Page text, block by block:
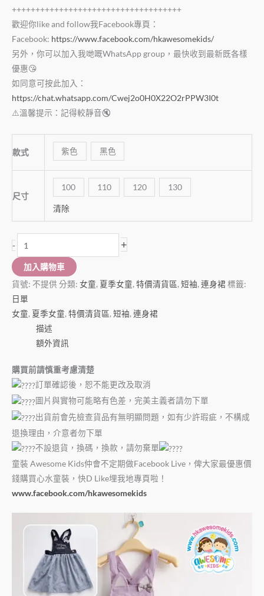
++++++++++++++++++++++++++++++++++++
歡迎你like and follow我Facebook專頁：
Facebook: https://www.facebook.com/hkawesomekids/
另外，你可以加入我哋嘅WhatsApp group，最快收到最新既各樣
優惠😘
如同意可按此加入：
https://chat.whatsapp.com/Cwej2o0H0X22O2rPPW3I0t
⚠️溫馨提示：記得較靜音🔇
款式 紫色 黑色
尺寸
100 110 120 130
清除
- +
加入購物車
貨號: 不提供 分類: 女童, 夏季女童, 特價清貨區, 短袖, 連身裙 標籤:
日單
女童, 夏季女童, 特價清貨區, 短袖, 連身裙
描述
額外資訊
購買前請慎重考慮清楚
訂單確認後，恕不能更改及取消
圖片與實物可能略有色差，完美主義者請勿下單
出貨前會先檢查貨品有無明顯問題，如有少許瑕疵，不構成
退換理由，介意者勿下單
不設退貨，換碼，換款，請勿棄單
童裝 Awesome Kids仲會不定期做Facebook Live，俾大家最優惠價
錢購買心水童裝，快D Like埋我地專頁啦！
www.facebook.com/hkawesomekids